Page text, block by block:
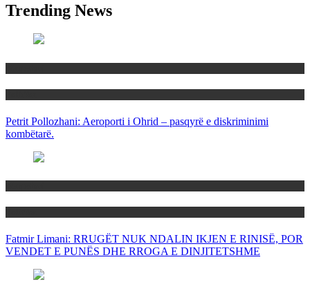
Trending News
Petrit Pollozhani: Aeroporti i Ohrid – pasqyrë e diskriminimi
kombëtarë.
Fatmir Limani: RRUGËT NUK NDALIN IKJEN E RINISË, POR
VENDET E PUNËS DHE RROGA E DINJITETSHME